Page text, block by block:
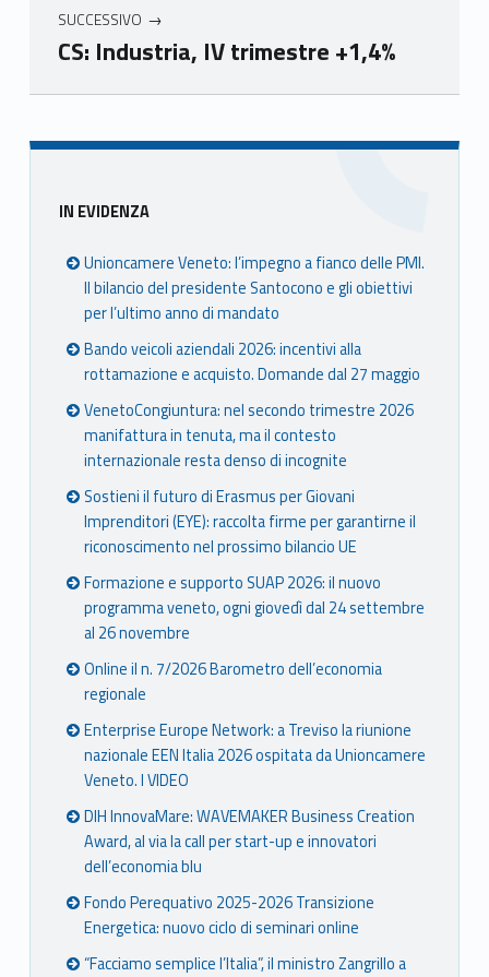
SUCCESSIVO
CS: Industria, IV trimestre +1,4%
Skip back to main navigation
Sidebar
IN EVIDENZA
Unioncamere Veneto: l’impegno a fianco delle PMI.
Il bilancio del presidente Santocono e gli obiettivi
per l’ultimo anno di mandato
Bando veicoli aziendali 2026: incentivi alla
rottamazione e acquisto. Domande dal 27 maggio
VenetoCongiuntura: nel secondo trimestre 2026
manifattura in tenuta, ma il contesto
internazionale resta denso di incognite
Sostieni il futuro di Erasmus per Giovani
Imprenditori (EYE): raccolta firme per garantirne il
riconoscimento nel prossimo bilancio UE
Formazione e supporto SUAP 2026: il nuovo
programma veneto, ogni giovedì dal 24 settembre
al 26 novembre
Online il n. 7/2026 Barometro dell’economia
regionale
Enterprise Europe Network: a Treviso la riunione
nazionale EEN Italia 2026 ospitata da Unioncamere
Veneto. I VIDEO
DIH InnovaMare: WAVEMAKER Business Creation
Award, al via la call per start-up e innovatori
dell’economia blu
Fondo Perequativo 2025-2026 Transizione
Energetica: nuovo ciclo di seminari online
“Facciamo semplice l’Italia”, il ministro Zangrillo a